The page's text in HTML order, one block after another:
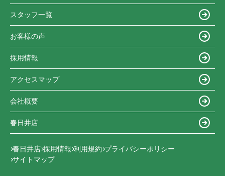
スタッフ一覧
お客様の声
採用情報
アクセスマップ
会社概要
春日井店
春日井店 採用情報 利用規約 プライバシーポリシー
サイトマップ